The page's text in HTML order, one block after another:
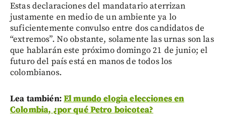
Estas declaraciones del mandatario aterrizan
justamente en medio de un ambiente ya lo
suficientemente convulso entre dos candidatos de
“extremos”. No obstante, solamente las urnas son las
que hablarán este próximo domingo 21 de junio; el
futuro del país está en manos de todos los
colombianos.
Lea también: El mundo elogia elecciones en
Colombia, ¿por qué Petro boicotea?